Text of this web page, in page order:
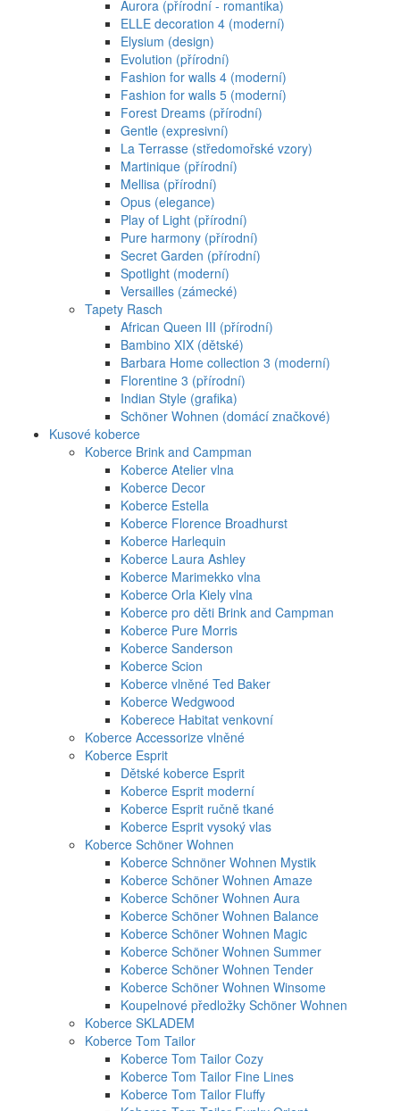
Aurora (přírodní - romantika)
ELLE decoration 4 (moderní)
Elysium (design)
Evolution (přírodní)
Fashion for walls 4 (moderní)
Fashion for walls 5 (moderní)
Forest Dreams (přírodní)
Gentle (expresivní)
La Terrasse (středomořské vzory)
Martinique (přírodní)
Mellisa (přírodní)
Opus (elegance)
Play of Light (přírodní)
Pure harmony (přírodní)
Secret Garden (přírodní)
Spotlight (moderní)
Versailles (zámecké)
Tapety Rasch
African Queen III (přírodní)
Bambino XIX (dětské)
Barbara Home collection 3 (moderní)
Florentine 3 (přírodní)
Indian Style (grafika)
Schöner Wohnen (domácí značkové)
Kusové koberce
Koberce Brink and Campman
Koberce Atelier vlna
Koberce Decor
Koberce Estella
Koberce Florence Broadhurst
Koberce Harlequin
Koberce Laura Ashley
Koberce Marimekko vlna
Koberce Orla Kiely vlna
Koberce pro děti Brink and Campman
Koberce Pure Morris
Koberce Sanderson
Koberce Scion
Koberce vlněné Ted Baker
Koberce Wedgwood
Koberece Habitat venkovní
Koberce Accessorize vlněné
Koberce Esprit
Dětské koberce Esprit
Koberce Esprit moderní
Koberce Esprit ručně tkané
Koberce Esprit vysoký vlas
Koberce Schöner Wohnen
Koberce Schnöner Wohnen Mystik
Koberce Schöner Wohnen Amaze
Koberce Schöner Wohnen Aura
Koberce Schöner Wohnen Balance
Koberce Schöner Wohnen Magic
Koberce Schöner Wohnen Summer
Koberce Schöner Wohnen Tender
Koberce Schöner Wohnen Winsome
Koupelnové předložky Schöner Wohnen
Koberce SKLADEM
Koberce Tom Tailor
Koberce Tom Tailor Cozy
Koberce Tom Tailor Fine Lines
Koberce Tom Tailor Fluffy